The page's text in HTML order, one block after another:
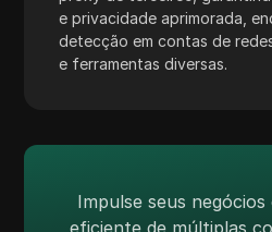
Snapchat
SoundCloud
Square
Taboola
e privacidade aprimorada,
detecção em contas de
e ferramentas diversas.
Impulse seus
eficiente de múltiplas